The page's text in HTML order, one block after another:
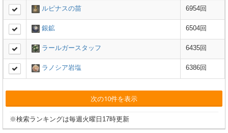
ルピナスの苗 6954回
銀鉱 6504回
ラールガースタッフ 6435回
ラノシア岩塩 6386回
次の10件を表示
※検索ランキングは毎週火曜日17時更新